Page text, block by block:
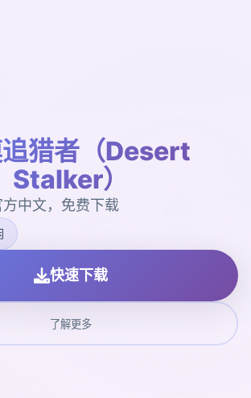
猎者（Desert
Stalker）
方中文，免费下载
快速下载
了解更多